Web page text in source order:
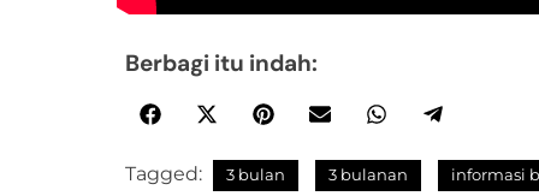
Berbagi itu indah:
Tagged: 3 bulan 3 bulanan informasi